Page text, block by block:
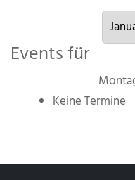
Events für
Keine Termine